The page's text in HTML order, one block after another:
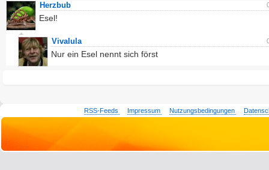
Herzbub
Esel!
Vivalula
Nur ein Esel nennt sich först
RSS-Feeds Impressum Nutzungsbedingungen